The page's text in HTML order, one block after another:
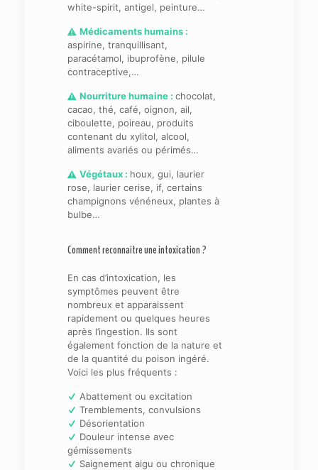
white-spirit, antigel, peinture…
Médicaments humains :
aspirine, tranquillisant,
paracétamol, ibuprofène, pilule
contraceptive,…
Nourriture humaine : chocolat,
cacao, thé, café, oignon, ail,
ciboulette, poireau, produits
contenant du xylitol, alcool,
aliments avariés ou périmés…
Végétaux : houx, gui, laurier
rose, laurier cerise, if, certains
champignons vénéneux, plantes à
bulbe…
Comment reconnaître une intoxication ?
En cas d’intoxication, les
symptômes peuvent être
nombreux et apparaissent
rapidement ou quelques heures
après l’ingestion. Ils sont
également fonction de la nature et
de la quantité du poison ingéré.
Voici les plus fréquents :
Abattement ou excitation
Tremblements, convulsions
Désorientation
Douleur intense avec
gémissements
Saignement aigu ou chronique